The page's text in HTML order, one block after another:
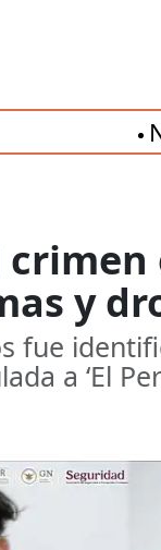
y
fue
a ‘El